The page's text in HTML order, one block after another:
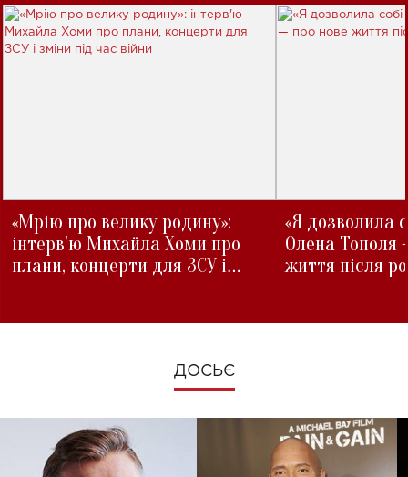
«Мрію про велику родину»:
інтерв'ю Михайла Хоми про
плани, концерти для ЗСУ і
«Я дозволила
Олена Тополя
життя після
ДОСЬЄ